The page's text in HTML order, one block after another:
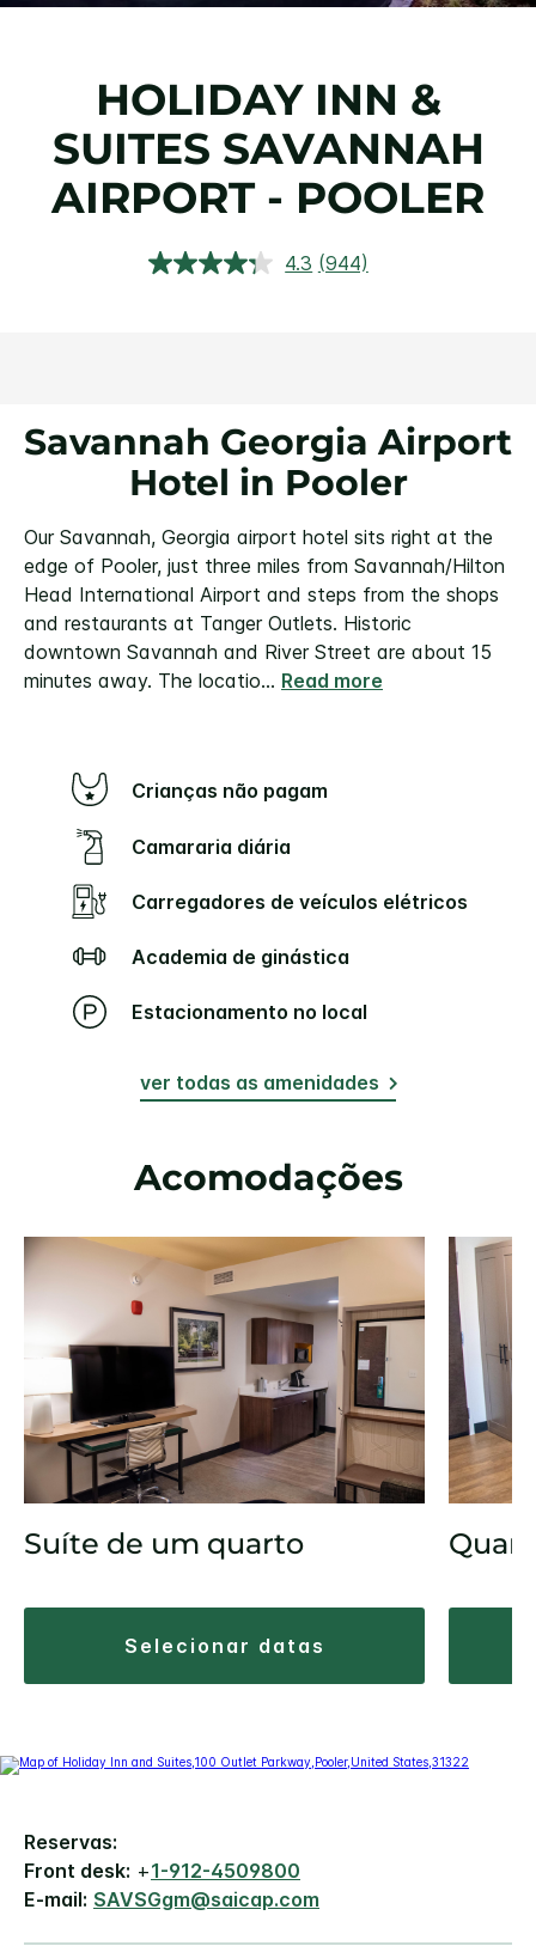
HOLIDAY INN &
SUITES SAVANNAH
AIRPORT - POOLER
4.3 Ler
(944)
Savannah Georgia Airport
Hotel in Pooler
Our Savannah, Georgia airport hotel sits right at the
edge of Pooler, just three miles from Savannah/Hilton
Head International Airport and steps from the shops
and restaurants at Tanger Outlets. Historic
downtown Savannah and River Street are about 15
minutes away. The locatio... Read more
Crianças não pagam
Camararia diária
Carregadores de veículos elétricos
Academia de ginástica
Estacionamento no local
ver todas as amenidades
Acomodações
Suíte de um quarto
selecionar datas
Reservas:
Front desk: +1-912-4509800
E-mail: SAVSGgm@saicap.com